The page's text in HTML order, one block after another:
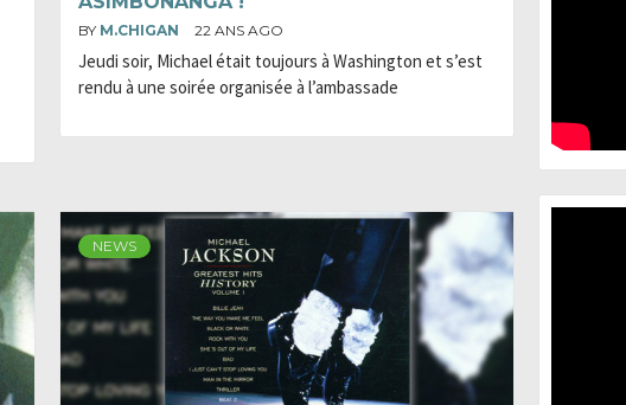
BY M.CHIGAN 22 ANS AGO
Jeudi soir, Michael était toujours à Washington et s’est
rendu à une soirée organisée à l’ambassade
NEWS